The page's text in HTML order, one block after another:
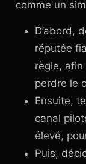
comme un
D’abord,
réputée
règle, afin
perdre le
Ensuite,
canal
élevé,
Puis,